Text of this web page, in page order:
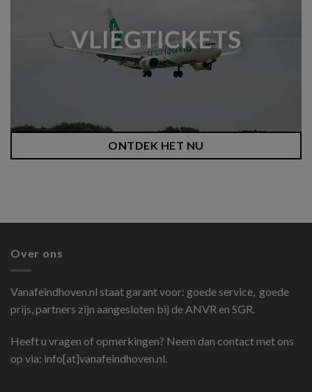
VLIEGTICKETS
ONTDEK HET NU
Over ons
Vanafeindhoven.nl staat garant voor: goede service, goede
prijs, partners zijn aangesloten bij de ANVR en SGR.
Heeft u vragen of opmerkingen? Neem dan contact met ons
op via: info[at]vanafeindhoven.nl.